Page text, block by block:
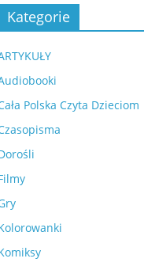
Kategorie
Polska Czyta Dzieciom